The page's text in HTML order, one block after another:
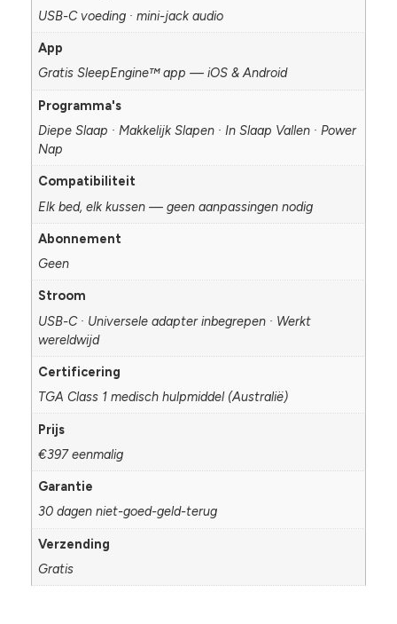
USB-C voeding · mini-jack audio
App
Gratis SleepEngine™ app — iOS & Android
Programma's
Diepe Slaap · Makkelijk Slapen · In Slaap Vallen · Power
Nap
Compatibiliteit
Elk bed, elk kussen — geen aanpassingen nodig
Abonnement
Geen
Stroom
USB-C · Universele adapter inbegrepen · Werkt
wereldwijd
Certificering
TGA Class 1 medisch hulpmiddel (Australië)
Prijs
€397 eenmalig
Garantie
30 dagen niet-goed-geld-terug
Verzending
Gratis